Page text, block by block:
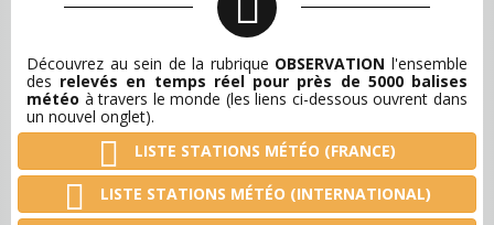
Découvrez au sein de la rubrique OBSERVATION l'ensemble
des relevés en temps réel pour près de 5000 balises
météo à travers le monde (les liens ci-dessous ouvrent dans
un nouvel onglet).
LISTE STATIONS MÉTÉO (FRANCE)
LISTE STATIONS MÉTÉO (INTERNATIONAL)